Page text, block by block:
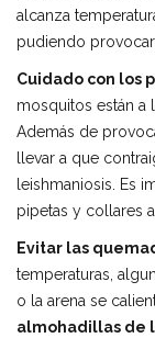
alcanza
pudiendo
Cuidado con los
mosquitos están a
Además de
llevar a que
leishmaniosis. Es
pipetas y collares
Evitar las
temperaturas,
o la arena se
almohadillas de